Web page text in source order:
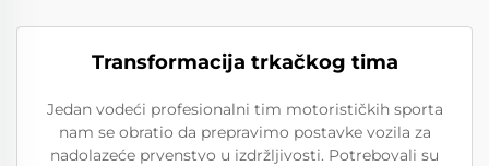
Transformacija trkačkog tima
Jedan vodeći profesionalni tim motorističkih sporta
nam se obratio da prepravimo postavke vozila za
nadolazeće prvenstvo u izdržljivosti. Potrebovali su